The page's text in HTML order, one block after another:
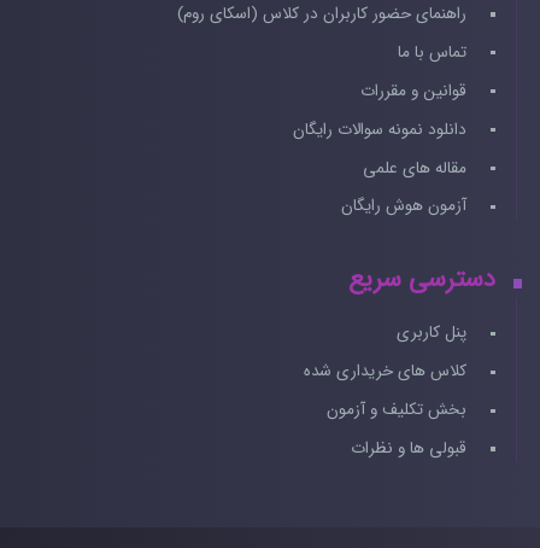
راهنمای حضور کاربران در کلاس (اسکای روم)
تماس با ما
قوانین و مقررات
دانلود نمونه سوالات رایگان
مقاله های علمی
آزمون هوش رایگان
دسترسی سریع
پنل کاربری
کلاس های خریداری شده
بخش تکلیف و آزمون
قبولی ها و نظرات